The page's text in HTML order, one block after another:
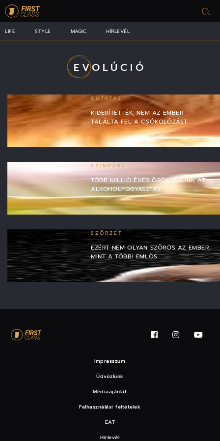
LIFE STYLE MAGIC HÍRLEVÉL
EVOLÚCIÓ
KUTATÁS
KIDERÍTETTÉK, NEM AZ EMBER
TALÁLTA FEL A CSÓKOLÓZÁST
CSIMPÁNZ
TÖBB MILLIÓ ÉVES ÖRÖKSÉGÜNK AZ
ALKOHOLFOGYASZTÁS
SZŐRZET
EZÉRT NEM OLYAN SZŐRÖS AZ EMBER,
MINT A TÖBBI EMLŐS
Impresszum
Üdvözlünk
Médiaajánlat
Felhasználási feltételek
EAT
Hírlevél